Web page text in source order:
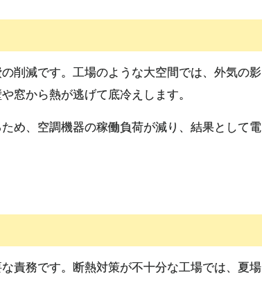
削減です。工場のような大空間では、外気の影
窓から熱が逃げて底冷えします。
め、空調機器の稼働負荷が減り、結果として電
責務です。断熱対策が不十分な工場では、夏場